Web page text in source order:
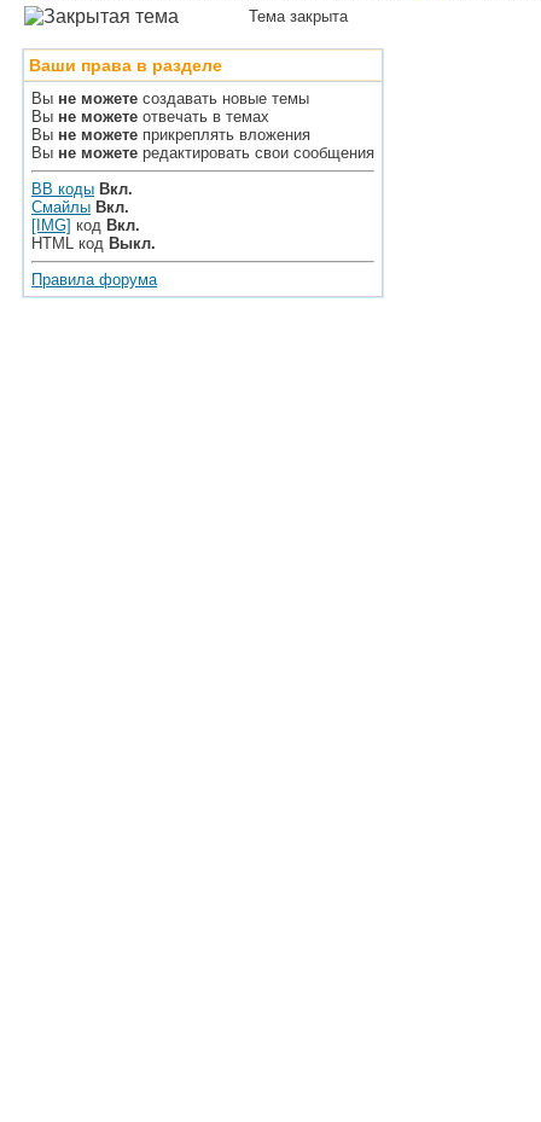
Тема закрыта
Ваши права в разделе
Вы не можете создавать новые темы
Вы не можете отвечать в темах
Вы не можете прикреплять вложения
Вы не можете редактировать свои сообщения
BB коды Вкл.
Смайлы Вкл.
[IMG] код Вкл.
HTML код Выкл.
Правила форума